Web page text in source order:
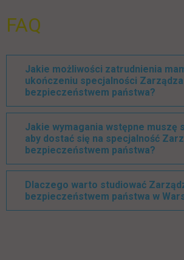
FAQ
Jakie możliwości zatrudnienia
ukończeniu specjalności
bezpieczeństwem państwa?
Jakie wymagania wstępne muszę
aby dostać się na specjalność
bezpieczeństwem państwa?
Dlaczego warto studiować
bezpieczeństwem państwa w